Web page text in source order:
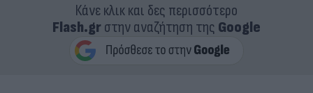
Κάνε κλικ και δες περισσότερο
Flash.grστην αναζήτηση της Google